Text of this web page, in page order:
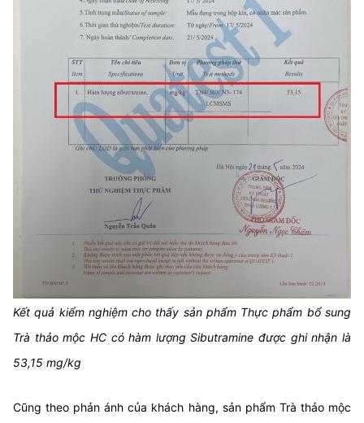
Kết quả kiểm nghiệm cho thấy sản phẩm Thực phẩm bổ sung
Trà thảo mộc HC có hàm lượng Sibutramine được ghi nhận là
53,15 mg/kg
Cũng theo phản ánh của khách hàng, sản phẩm Trà thảo mộc